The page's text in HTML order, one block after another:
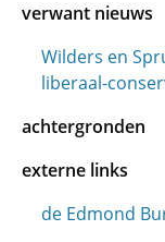
verwant nieuws
Wilders en
liberaal-
achtergronden
externe links
de Edmond